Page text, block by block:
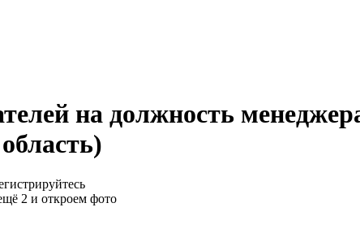
на должность
2 и откроем фото